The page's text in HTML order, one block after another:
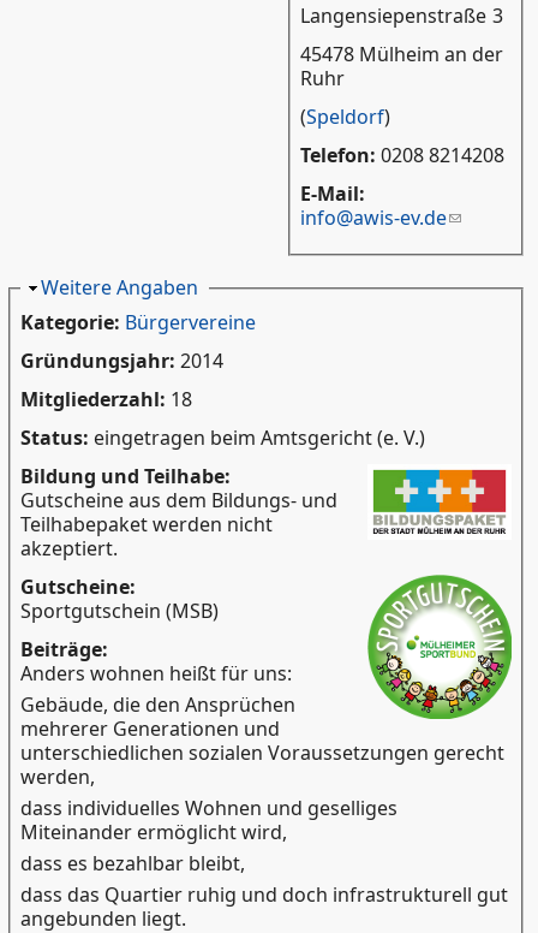
Langensiepenstraße 3
45478 Mülheim an der
Ruhr
(Speldorf)
Telefon: 0208 8214208
E-Mail:
info@awis-ev.de
Ausblenden
Weitere Angaben
Kategorie: Bürgervereine
Gründungsjahr: 2014
Mitgliederzahl: 18
Status: eingetragen beim Amtsgericht (e. V.)
Bildung und Teilhabe:
Gutscheine aus dem Bildungs- und
Teilhabepaket werden nicht
akzeptiert.
Gutscheine:
Sportgutschein (MSB)
Beiträge:
Anders wohnen heißt für uns:
Gebäude, die den Ansprüchen
mehrerer Generationen und
unterschiedlichen sozialen Voraussetzungen gerecht
werden,
dass individuelles Wohnen und geselliges
Miteinander ermöglicht wird,
dass es bezahlbar bleibt,
dass das Quartier ruhig und doch infrastrukturell gut
angebunden liegt.